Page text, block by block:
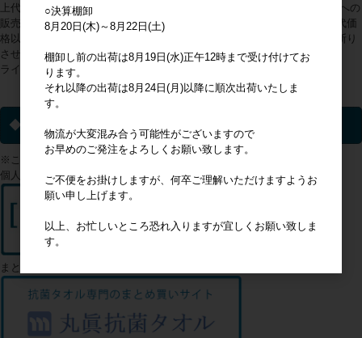
上代を上げて販売されないようお願い申し上げます。 万が一、日本国外への
販売や、他の製品や企業の販売促進、景品等に利用されていること、上代価
格以上の販売が判明した際は、会員登録を抹消の上、今後のご利用をお断り
させていただくことをあらかじめご理解ください。
ライセンス商品以外についてはこの限りではありません。
ライセンス一覧▼
◆ 個人のお客様へ
※このサイトは企業様向けのサイトになります。
個人のお客様はこちらからご確認ください
まとめ買いをご希望のお客様はこちら
○決算棚卸
8月20日(木)～8月22日(土)
棚卸し前の出荷は8月19日(水)正午12時まで受け付けてお
ります。
それ以降の出荷は8月24日(月)以降に順次出荷いたしま
す。
物流が大変混み合う可能性がございますので
お早めのご発注をよろしくお願い致します。
ご不便をお掛けしますが、何卒ご理解いただけますようお
願い申し上げます。
以上、お忙しいところ恐れ入りますが宜しくお願い致しま
す。